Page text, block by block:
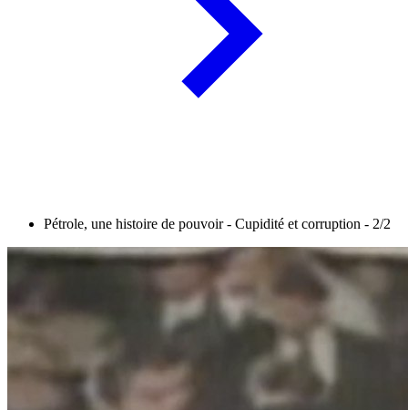
Pétrole, une histoire de pouvoir - Cupidité et corruption - 2/2